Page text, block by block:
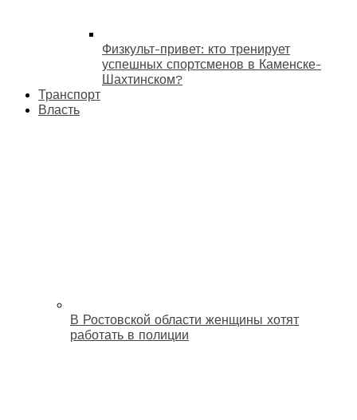
Физкульт-привет: кто тренирует
успешных спортсменов в Каменске-
Шахтинском?
Транспорт
Власть
В Ростовской области женщины хотят
работать в полиции